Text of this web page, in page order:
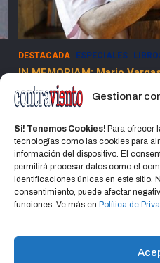
Gestionar
Si! Tenemos Cookies! Para ofrecer
tecnologías como las cookies para
información del dispositivo. El
permitirá procesar datos como el
identificaciones únicas en este sitio.
consentimiento, puede afectar
funciones. Ve más en Política de
DESTACADA ESPECIALES
Los Dolores de la Guerra
13 marzo, 2025 Jorge
Home Política de privacidad